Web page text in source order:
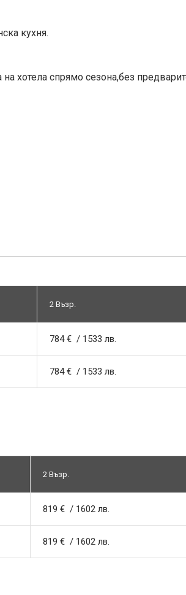
кухня.
хотела спрямо сезона,без
2 Възр.
784 € / 1533 лв.
784 € / 1533 лв.
2 Възр.
819 € / 1602 лв.
819 € / 1602 лв.